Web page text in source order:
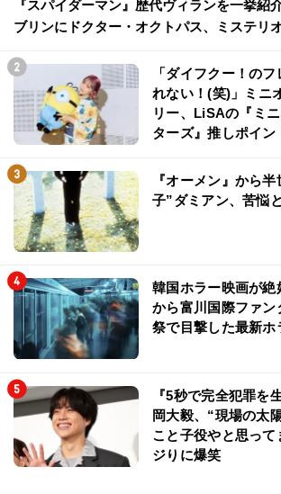
『スパイダーマン』歴代ヴィランを一挙紹
ブリンにドクター・オクトパス、ミステリ
「ダイフクー！の
れない！(笑)」ミニ
リー、LiSAの『ミ
ターズ』推しポイン
『オーメン』から
子”ダミアン、苦悩
韓国ホラー映画が
から富川国際ファ
祭で目撃した最新ホ
『5秒で完全犯罪を
岡大毅、“現場の太
こと子役やと思っ
ジりに爆笑